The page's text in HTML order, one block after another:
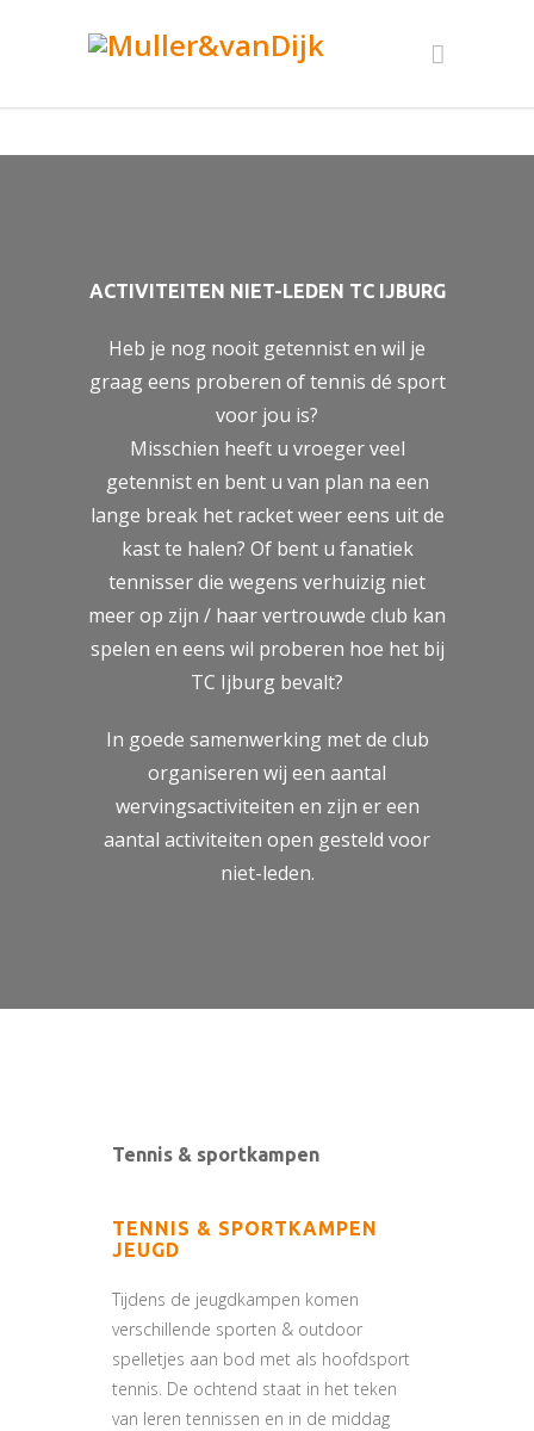
ACTIVITEITEN NIET-LEDEN TC IJBURG
Heb je nog nooit getennist en wil je
graag eens proberen of tennis dé sport
voor jou is?
Misschien heeft u vroeger veel
getennist en bent u van plan na een
lange break het racket weer eens uit de
kast te halen? Of bent u fanatiek
tennisser die wegens verhuizig niet
meer op zijn / haar vertrouwde club kan
spelen en eens wil proberen hoe het bij
TC Ijburg bevalt?
In goede samenwerking met de club
organiseren wij een aantal
wervingsactiviteiten en zijn er een
aantal activiteiten open gesteld voor
niet-leden.
Tennis & sportkampen
TENNIS & SPORTKAMPEN
JEUGD
Tijdens de jeugdkampen komen
verschillende sporten & outdoor
spelletjes aan bod met als hoofdsport
tennis. De ochtend staat in het teken
van leren tennissen en in de middag